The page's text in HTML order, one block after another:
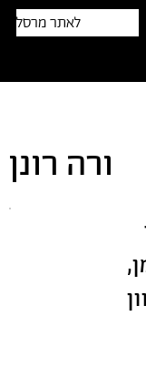
לאתר מרסל
ורה רונן